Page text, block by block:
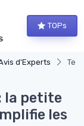
TOPs
d'Experts
la petite
les